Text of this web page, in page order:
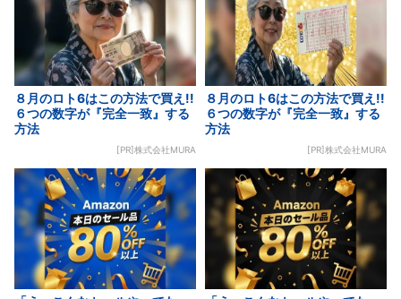
８月のロト6はこの方法で買え!!
６つの数字が『完全一致』する
方法
[PR]株式会社MURA
８月のロト6はこの方法で買え!!
６つの数字が『完全一致』する
方法
[PR]株式会社MURA